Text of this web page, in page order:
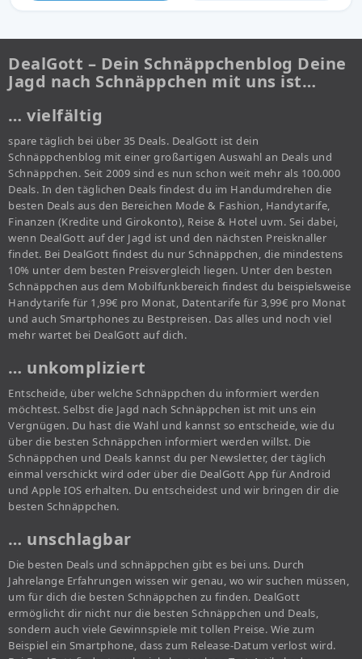
DealGott – Dein Schnäppchenblog Deine
Jagd nach Schnäppchen mit uns ist…
… vielfältig
spare täglich bei über 35 Deals. DealGott ist dein
Schnäppchenblog mit einer großartigen Auswahl an Deals und
Schnäppchen. Seit 2009 sind es nun schon weit mehr als 100.000
Deals. In den täglichen Deals findest du im Handumdrehen die
besten Deals aus den Bereichen Mode & Fashion, Handytarife,
Finanzen (Kredite und Girokonto), Reise & Hotel uvm. Sei dabei,
wenn DealGott auf der Jagd ist und den nächsten Preisknaller
findet. Bei DealGott findest du nur Schnäppchen, die mindestens
10% unter dem besten Preisvergleich liegen. Unter den besten
Schnäppchen aus dem Mobilfunkbereich findest du beispielsweise
Handytarife für 1,99€ pro Monat, Datentarife für 3,99€ pro Monat
und auch Smartphones zu Bestpreisen. Das alles und noch viel
mehr wartet bei DealGott auf dich.
… unkompliziert
Entscheide, über welche Schnäppchen du informiert werden
möchtest. Selbst die Jagd nach Schnäppchen ist mit uns ein
Vergnügen. Du hast die Wahl und kannst so entscheide, wie du
über die besten Schnäppchen informiert werden willst. Die
Schnäppchen und Deals kannst du per Newsletter, der täglich
einmal verschickt wird oder über die DealGott App für Android
und Apple IOS erhalten. Du entscheidest und wir bringen dir die
besten Schnäppchen.
… unschlagbar
Die besten Deals und schnäppchen gibt es bei uns. Durch
Jahrelange Erfahrungen wissen wir genau, wo wir suchen müssen,
um für dich die besten Schnäppchen zu finden. DealGott
ermöglicht dir nicht nur die besten Schnäppchen und Deals,
sondern auch viele Gewinnspiele mit tollen Preise. Wie zum
Beispiel ein Smartphone, dass zum Release-Datum verlost wird.